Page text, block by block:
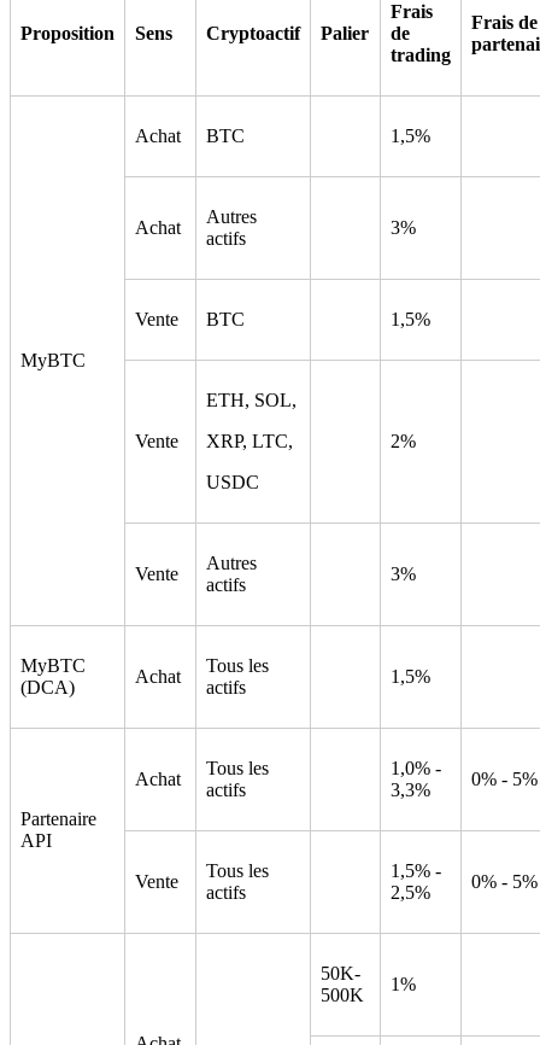
Proposition Sens Cryptoactif Palier
Frais
de
trading
Frais de
MyBTC
Achat BTC 1,5%
Achat
Autres
actifs
3%
Vente BTC 1,5%
Vente
ETH, SOL,
XRP, LTC,
USDC
2%
Vente
Autres
actifs
3%
MyBTC
(DCA)
Achat
Tous les
actifs
1,5%
Partenaire
API
Achat
Tous les
actifs
1,0% -
3,3%
0% - 5%
Vente
Tous les
actifs
1,5% -
2,5%
0% - 5%
50K-
500K
1%